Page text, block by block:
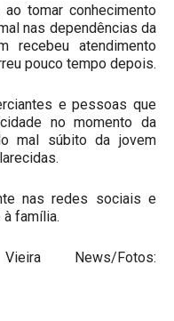
tomar conhecimento
nas dependências da
recebeu atendimento
pouco tempo depois.
e pessoas que
no momento da
mal súbito da jovem
nas redes sociais e
família.
News/Fotos: